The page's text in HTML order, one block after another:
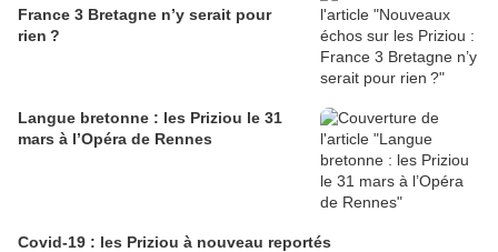
France 3 Bretagne n’y serait pour
rien ?
Langue bretonne : les Priziou le 31
mars à l’Opéra de Rennes
Covid-19 : les Priziou à nouveau reportés